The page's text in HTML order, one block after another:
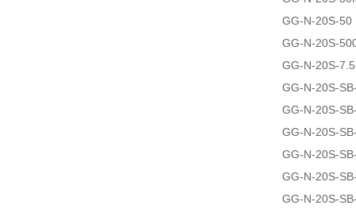
GG-N-20S-50
GG-N-20S-
GG-N-20S-
GG-N-20S-
GG-N-20S-
GG-N-20S-
GG-N-20S-
GG-N-20S-
GG-N-20S-